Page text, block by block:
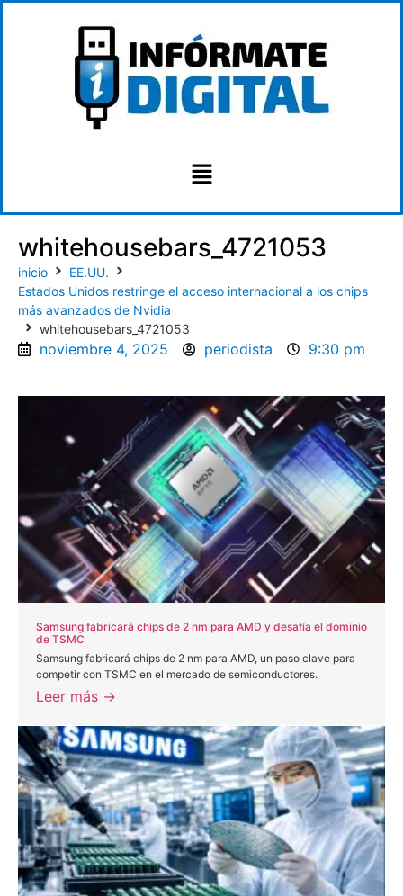
whitehousebars_4721053
inicio
EE.UU.
Estados Unidos restringe el acceso internacional a los chips
más avanzados de Nvidia
whitehousebars_4721053
noviembre 4, 2025 periodista 9:30 pm
Samsung fabricará chips de 2 nm para AMD y desafía el dominio
de TSMC
Samsung fabricará chips de 2 nm para AMD, un paso clave para
competir con TSMC en el mercado de semiconductores.
Leer más →